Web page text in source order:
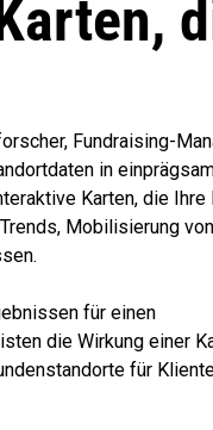
Karten,
Fundraising-
in
Karten, die Ihre
Mobilisierung von
für einen
die Wirkung einer
für